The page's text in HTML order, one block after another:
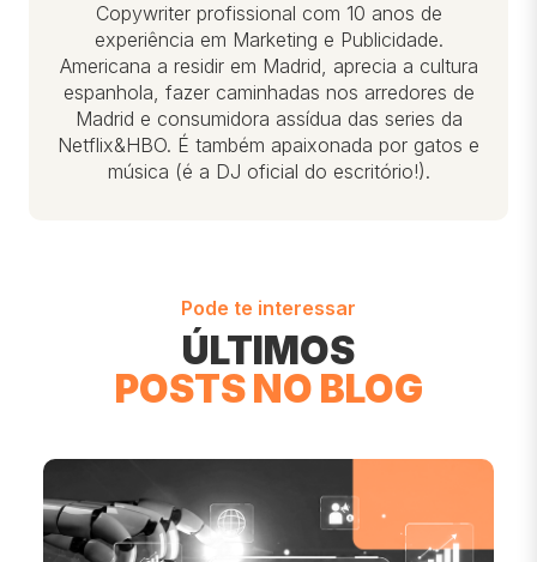
Copywriter profissional com 10 anos de
experiência em Marketing e Publicidade.
Americana a residir em Madrid, aprecia a cultura
espanhola, fazer caminhadas nos arredores de
Madrid e consumidora assídua das series da
Netflix&HBO. É também apaixonada por gatos e
música (é a DJ oficial do escritório!).
Pode te interessar
ÚLTIMOS
POSTS NO BLOG